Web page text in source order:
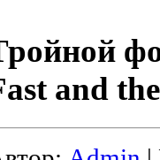
and